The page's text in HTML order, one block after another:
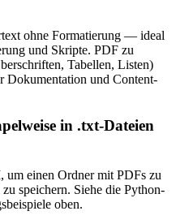
ohne Formatierung — ideal
und Skripte. PDF zu
Tabellen, Listen)
und Content-
in .txt-Dateien
um einen Ordner mit PDFs zu
speichern. Siehe die Python-
oben.